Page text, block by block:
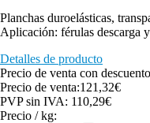
Planchas duroelásticas,
Aplicación: férulas descarga
Detalles de producto
Precio de venta con
Precio de venta:121,32€
PVP sin IVA: 110,29€
Precio / kg: